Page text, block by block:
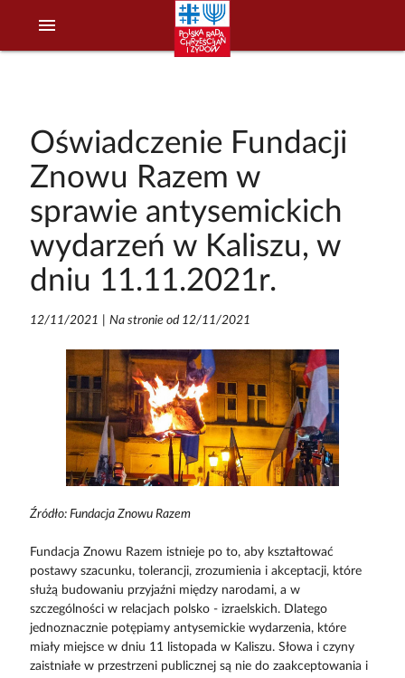
menu
Oświadczenie Fundacji
Znowu Razem w
sprawie antysemickich
wydarzeń w Kaliszu, w
dniu 11.11.2021r.
12/11/2021 Na stronie od 12/11/2021
Źródło: Fundacja Znowu Razem
Fundacja Znowu Razem istnieje po to, aby kształtować
postawy szacunku, tolerancji, zrozumienia i akceptacji, które
służą budowaniu przyjaźni między narodami, a w
szczególności w relacjach polsko - izraelskich. Dlatego
jednoznacznie potępiamy antysemickie wydarzenia, które
miały miejsce w dniu 11 listopada w Kaliszu. Słowa i czyny
zaistniałe w przestrzeni publicznej są nie do zaakceptowania i